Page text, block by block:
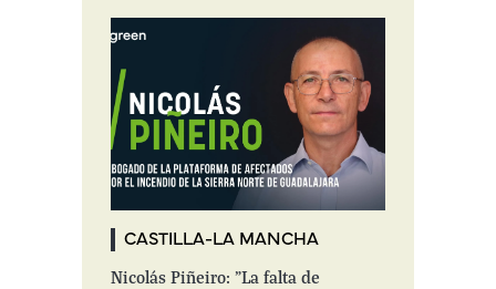
CASTILLA-LA MANCHA
Nicolás Piñeiro: "La falta de